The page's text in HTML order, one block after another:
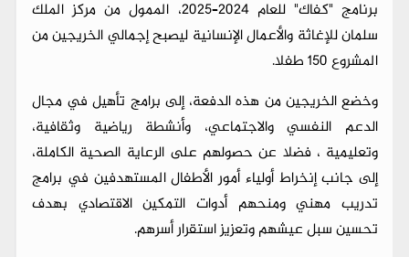
برنامج "كفاك" للعام 2024–2025، الممول من مركز الملك
سلمان للإغاثة والأعمال الإنسانية ليصبح إجمالي الخريجين من
المشروع 150 طفلا.
وخضع الخريجين من هذه الدفعة، إلى برامج تأهيل في مجال
الدعم النفسي والاجتماعي، وأنشطة رياضية وثقافية،
وتعليمية ، فضلا عن حصولهم على الرعاية الصحية الكاملة،
إلى جانب إنخراط أولياء أمور الأطفال المستهدفين في برامج
تدريب مهني ومنحهم أدوات التمكين الاقتصادي بهدف
تحسين سبل عيشهم وتعزيز استقرار أسرهم.